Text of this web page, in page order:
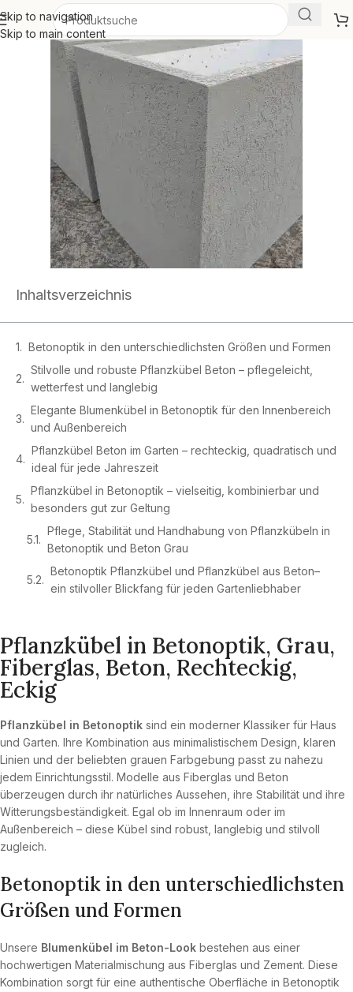
Skip to navigation
Skip to main content
Pflanzkübel in Betonoptik, Grau,
Fiberglas, Beton, Rechteckig,
Eckig
Pflanzkübel in Betonoptik sind ein moderner Klassiker für Haus
und Garten. Ihre Kombination aus minimalistischem Design, klaren
Linien und der beliebten grauen Farbgebung passt zu nahezu
jedem Einrichtungsstil. Modelle aus Fiberglas und Beton
überzeugen durch ihr natürliches Aussehen, ihre Stabilität und ihre
Witterungsbeständigkeit. Egal ob im Innenraum oder im
Außenbereich – diese Kübel sind robust, langlebig und stilvoll
zugleich.
Betonoptik in den unterschiedlichsten
Größen und Formen
Unsere Blumenkübel im Beton-Look bestehen aus einer
hochwertigen Materialmischung aus Fiberglas und Zement. Diese
Kombination sorgt für eine authentische Oberfläche in Betonoptik
Inhaltsverzeichnis
Betonoptik in den unterschiedlichsten Größen und Formen
Stilvolle und robuste Pflanzkübel Beton – pflegeleicht,
wetterfest und langlebig
Elegante Blumenkübel in Betonoptik für den Innenbereich
und Außenbereich
Pflanzkübel Beton im Garten – rechteckig, quadratisch und
ideal für jede Jahreszeit
Pflanzkübel in Betonoptik – vielseitig, kombinierbar und
besonders gut zur Geltung
Pflege, Stabilität und Handhabung von Pflanzkübeln in
Betonoptik und Beton Grau
Betonoptik Pflanzkübel und Pflanzkübel aus Beton–
ein stilvoller Blickfang für jeden Gartenliebhaber